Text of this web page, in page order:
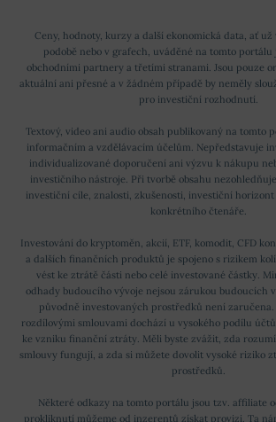
Ceny, hodnoty, kurzy a další ekonomická data, ať už
podobě nebo v grafech, uváděné na tomto portálu
obchodními partnery a třetími stranami. Jsou pouze
aktuální ani přesné a v žádném případě by neměly
pro investiční rozhodnutí.
Textový, video ani audio obsah publikovaný na tomto
informačním a vzdělávacím účelům. Nepředstavuje
individualizované doporučení ani výzvu k nákupu
investičního nástroje. Při tvorbě obsahu
investiční cíle, znalosti, zkušenosti, investiční
konkrétního čtenáře.
Investování do kryptoměn, akcií, ETF, komodit, CFD
a dalších finančních produktů je spojeno s rizikem
vést ke ztrátě části nebo celé investované částky.
odhady budoucího vývoje nejsou zárukou budoucích
původně investovaných prostředků není zaručena.
rozdílovými smlouvami dochází u vysokého podílu
ke vzniku finanční ztráty. Měli byste zvážit, zda
smlouvy fungují, a zda si můžete dovolit vysoké riziko
prostředků.
Některé odkazy na tomto portálu jsou tzv. affiliate
prokliknutí můžeme od inzerentů získat provizi. Ta